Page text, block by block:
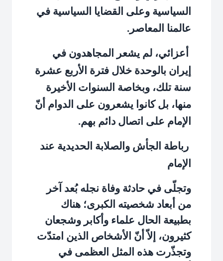
السياسية وعلى القضايا السياسية في
عالمنا المعاصر.
أعزائي، لم يشعر المجاهدون في
إيران بالوحدة خلال فترة الأربع عشرة
سنة تلك، وبخاصة السنوات الأخيرة
منها، بل كانوا يشعرون على الدوام أنّ
الإمام على اتصال دائم بهم.
رباطة الجأش والصلابة الحديدية عند
الإمام
وتجلّى في حادثة وفاة نجله بُعد آخر
من أبعاد شخصيته الكبرى؛ هناك
بطبيعة الحال علماء وأكابر وشجعان
كثيرون، إلاّ أنّ الأشخاص الذين امتدّت
وتجذّرت هذه المثل العظمى في